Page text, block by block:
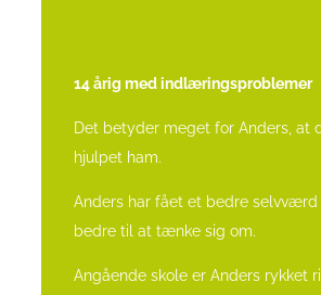
14 årig med indlæringsproblemer
Det betyder meget for Anders, at
hjulpet ham.
Anders har fået et bedre
bedre til at tænke sig om.
Angående skole er Anders rykket